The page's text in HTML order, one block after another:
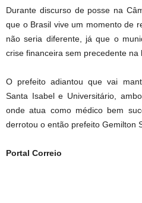
Durante discurso de posse na
que o Brasil vive um momento de
não seria diferente, já que o
crise financeira sem precedente na
O prefeito adiantou que vai
Santa Isabel e Universitário,
onde atua como médico bem
derrotou o então prefeito Gemilton
Portal Correio